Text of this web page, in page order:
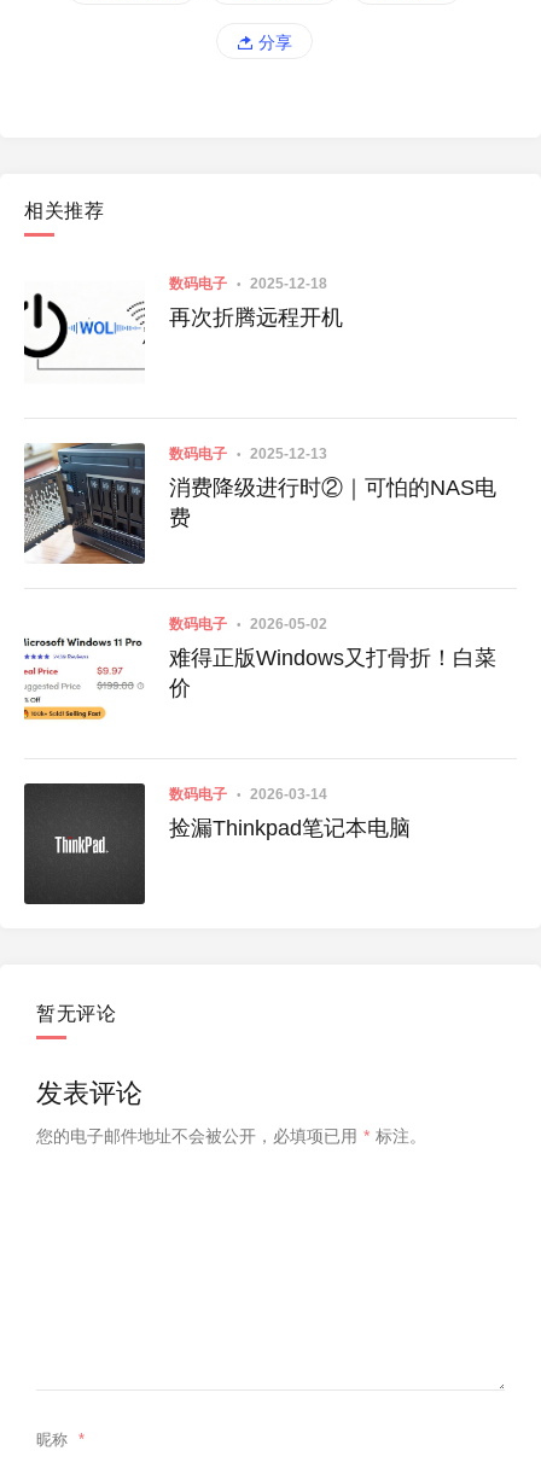
分享
相关推荐
数码电子 2025-12-18
再次折腾远程开机
数码电子 2025-12-13
消费降级进行时②｜可怕的NAS电
费
数码电子 2026-05-02
难得正版Windows又打骨折！白菜
价
数码电子 2026-03-14
捡漏Thinkpad笔记本电脑
暂无评论
发表评论
您的电子邮件地址不会被公开， 必填项已用 * 标注。
昵称 *